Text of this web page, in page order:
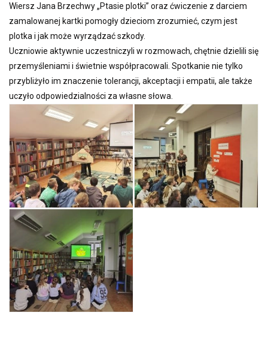
Wiersz Jana Brzechwy „Ptasie plotki” oraz ćwiczenie z darciem
zamalowanej kartki pomogły dzieciom zrozumieć, czym jest
plotka i jak może wyrządzać szkody.
Uczniowie aktywnie uczestniczyli w rozmowach, chętnie dzielili się
przemyśleniami i świetnie współpracowali. Spotkanie nie tylko
przybliżyło im znaczenie tolerancji, akceptacji i empatii, ale także
uczyło odpowiedzialności za własne słowa.